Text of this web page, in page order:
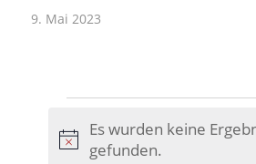
9. Mai 2023
Hinweis
Es wurden keine
gefunden.